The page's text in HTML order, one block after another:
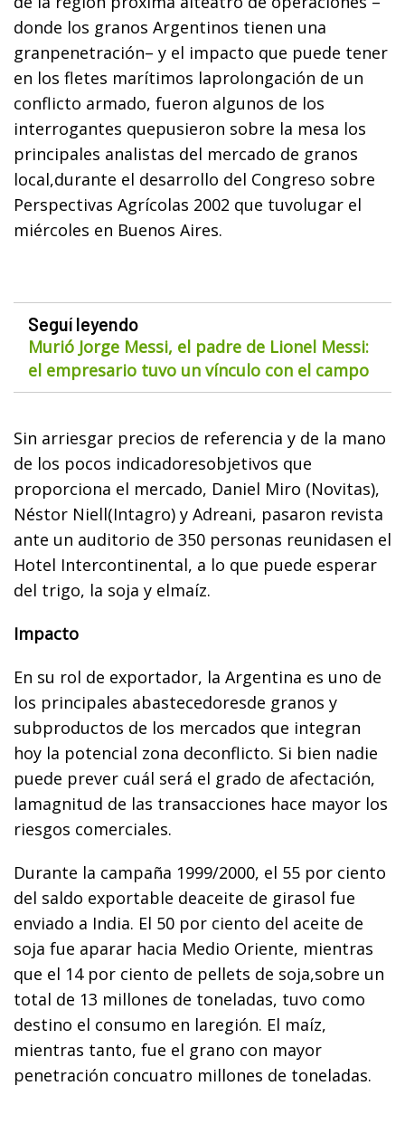
donde los granos Argentinos tienen una
granpenetración– y el impacto que puede tener
en los fletes marítimos laprolongación de un
conflicto armado, fueron algunos de los
interrogantes quepusieron sobre la mesa los
principales analistas del mercado de granos
local,durante el desarrollo del Congreso sobre
Perspectivas Agrícolas 2002 que tuvolugar el
miércoles en Buenos Aires.
Seguí leyendo
Murió Jorge Messi, el padre de Lionel Messi:
el empresario tuvo un vínculo con el campo
Sin arriesgar precios de referencia y de la mano
de los pocos indicadoresobjetivos que
proporciona el mercado, Daniel Miro (Novitas),
Néstor Niell(Intagro) y Adreani, pasaron revista
ante un auditorio de 350 personas reunidasen el
Hotel Intercontinental, a lo que puede esperar
del trigo, la soja y elmaíz.
Impacto
En su rol de exportador, la Argentina es uno de
los principales abastecedoresde granos y
subproductos de los mercados que integran
hoy la potencial zona deconflicto. Si bien nadie
puede prever cuál será el grado de afectación,
lamagnitud de las transacciones hace mayor los
riesgos comerciales.
Durante la campaña 1999/2000, el 55 por ciento
del saldo exportable deaceite de girasol fue
enviado a India. El 50 por ciento del aceite de
soja fue aparar hacia Medio Oriente, mientras
que el 14 por ciento de pellets de soja,sobre un
total de 13 millones de toneladas, tuvo como
destino el consumo en laregión. El maíz,
mientras tanto, fue el grano con mayor
penetración concuatro millones de toneladas.